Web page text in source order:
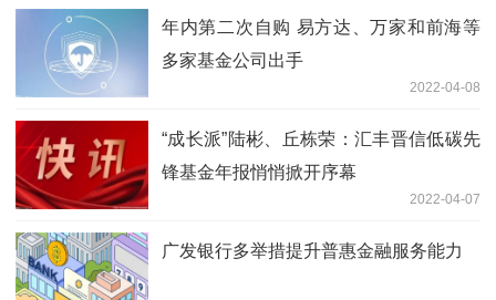
年内第二次自购 易方达、万家和前海等
多家基金公司出手
2022-04-08
“成长派”陆彬、丘栋荣：汇丰晋信低碳先
锋基金年报悄悄掀开序幕
2022-04-07
广发银行多举措提升普惠金融服务能力